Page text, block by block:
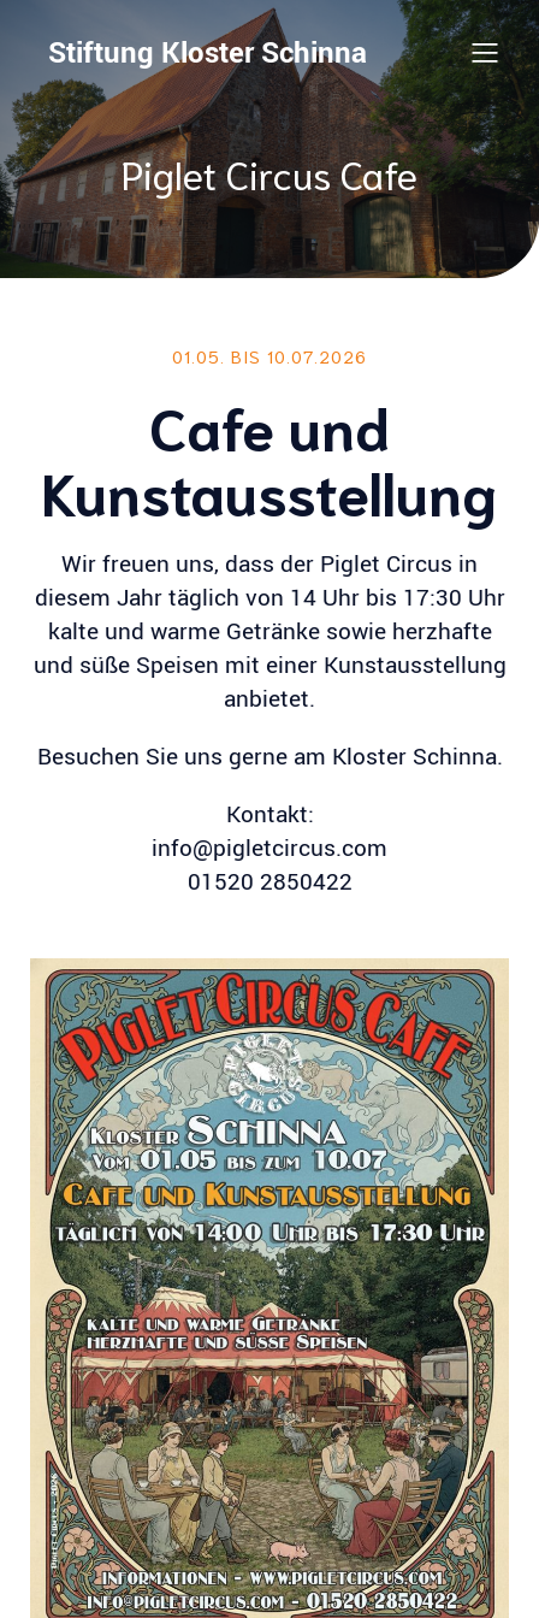
Stiftung Kloster Schinna
Piglet Circus Cafe
01.05. BIS 10.07.2026
Cafe und
Kunstausstellung
Wir freuen uns, dass der Piglet Circus in
diesem Jahr täglich von 14 Uhr bis 17:30 Uhr
kalte und warme Getränke sowie herzhafte
und süße Speisen mit einer Kunstausstellung
anbietet.
Besuchen Sie uns gerne am Kloster Schinna.
Kontakt:
info@pigletcircus.com
01520 2850422